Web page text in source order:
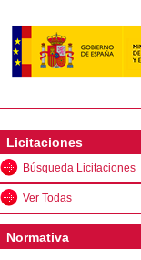
Licitaciones
Búsqueda Licitaciones
Ver Todas
Normativa